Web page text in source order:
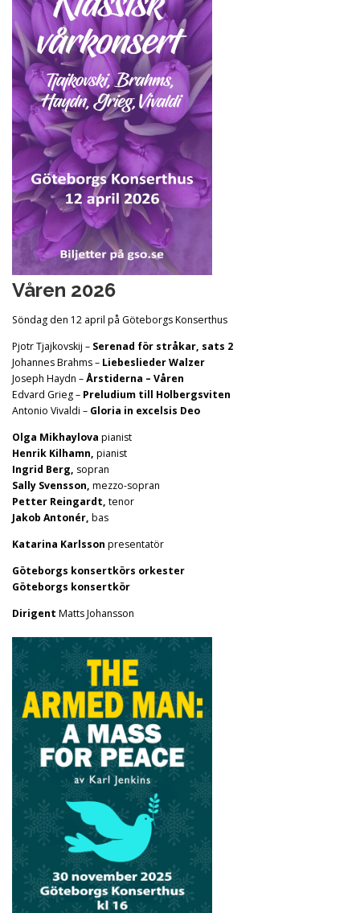
Våren 2026
Söndag den 12 april på Göteborgs Konserthus
Pjotr Tjajkovskij – Serenad för stråkar, sats 2
Johannes Brahms – Liebeslieder Walzer
Joseph Haydn –Årstiderna – Våren
Edvard Grieg – Preludium till Holbergsviten
Antonio Vivaldi – Gloria in excelsis Deo
Olga Mikhaylova pianist
Henrik Kilhamn, pianist
Ingrid Berg, sopran
Sally Svensson, mezzo-sopran
Petter Reingardt, tenor
Jakob Antonér, bas
Katarina Karlsson presentatör
Göteborgs konsertkörs orkester
Göteborgs konsertkör
Dirigent Matts Johansson